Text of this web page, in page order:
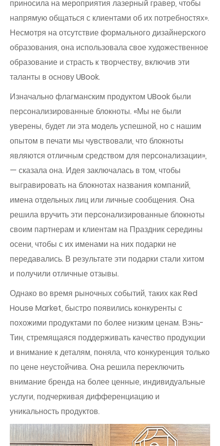
приносила на мероприятия лазерный гравер, чтобы
напрямую общаться с клиентами об их потребностях».
Несмотря на отсутствие формального дизайнерского
образования, она использовала свое художественное
образование и страсть к творчеству, включив эти
таланты в основу UBook.
Изначально флагманским продуктом UBook были
персонализированные блокноты. «Мы не были
уверены, будет ли эта модель успешной, но с нашим
опытом в печати мы чувствовали, что блокноты
являются отличным средством для персонализации»,
— сказала она. Идея заключалась в том, чтобы
выгравировать на блокнотах названия компаний,
имена отдельных лиц или личные сообщения. Она
решила вручить эти персонализированные блокноты
своим партнерам и клиентам на Праздник середины
осени, чтобы с их именами на них подарки не
передавались. В результате эти подарки стали хитом
и получили отличные отзывы.
Однако во время рыночных событий, таких как Red
House Market, быстро появились конкуренты с
похожими продуктами по более низким ценам. Вэнь-
Тин, стремящаяся поддерживать качество продукции
и внимание к деталям, поняла, что конкуренция только
по цене неустойчива. Она решила переключить
внимание бренда на более ценные, индивидуальные
услуги, подчеркивая дифференциацию и
уникальность продуктов.